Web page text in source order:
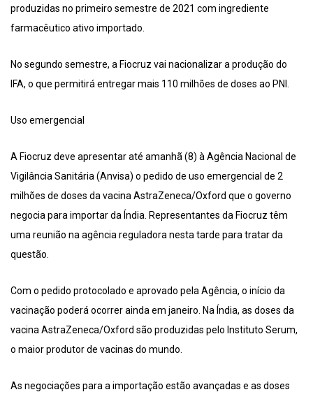
produzidas no primeiro semestre de 2021 com ingrediente
farmacêutico ativo importado.
No segundo semestre, a Fiocruz vai nacionalizar a produção do
IFA, o que permitirá entregar mais 110 milhões de doses ao PNI.
Uso emergencial
A Fiocruz deve apresentar até amanhã (8) à Agência Nacional de
Vigilância Sanitária (Anvisa) o pedido de uso emergencial de 2
milhões de doses da vacina AstraZeneca/Oxford que o governo
negocia para importar da Índia. Representantes da Fiocruz têm
uma reunião na agência reguladora nesta tarde para tratar da
questão.
Com o pedido protocolado e aprovado pela Agência, o início da
vacinação poderá ocorrer ainda em janeiro. Na Índia, as doses da
vacina AstraZeneca/Oxford são produzidas pelo Instituto Serum,
o maior produtor de vacinas do mundo.
As negociações para a importação estão avançadas e as doses